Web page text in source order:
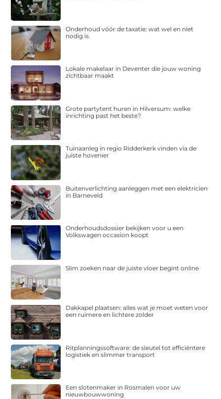
Onderhoud vóór de taxatie: wat wel en niet
nodig is
Lokale makelaar in Deventer die jouw woning
zichtbaar maakt
Grote partytent huren in Hilversum: welke
inrichting past het beste?
Tuinaanleg in regio Ridderkerk vinden via de
juiste hovenier
Buitenverlichting aanleggen met een elektricien
in Barneveld
Onderhoudsdossier bekijken voor u een
Volkswagen occasion koopt
Slim zoeken naar de juiste vloer begint online
Dakkapel plaatsen: alles wat je moet weten voor
een ruimere en lichtere zolder
Ritplanningssoftware: de sleutel tot efficiëntere
logistiek en slimmer transport
Een slotenmaker in Rosmalen voor uw
nieuwbouwwoning